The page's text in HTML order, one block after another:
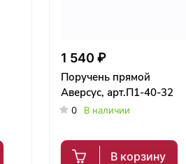
1 540 ₽
Поручень прямой
Аверсус, арт.П1-40-32
0 В наличии
В корзину